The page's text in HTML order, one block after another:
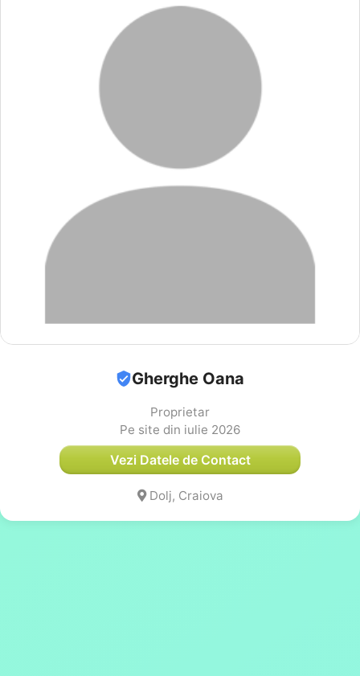
Gherghe Oana
Proprietar
Pe site din iulie 2026
Vezi Datele de Contact
Dolj, Craiova